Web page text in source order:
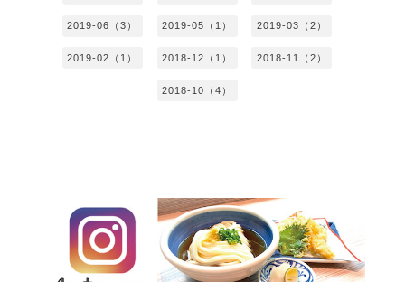
2019-06（3） 2019-05（1） 2019-03（2）
2019-02（1） 2018-12（1） 2018-11（2）
2018-10（4）